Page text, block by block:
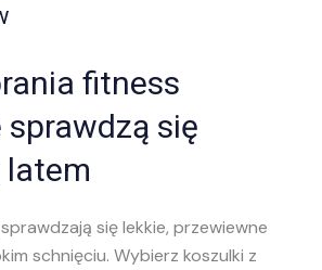
fitness
się
latem
się lekkie, przewiewne
schnięciu. Wybierz koszulki z